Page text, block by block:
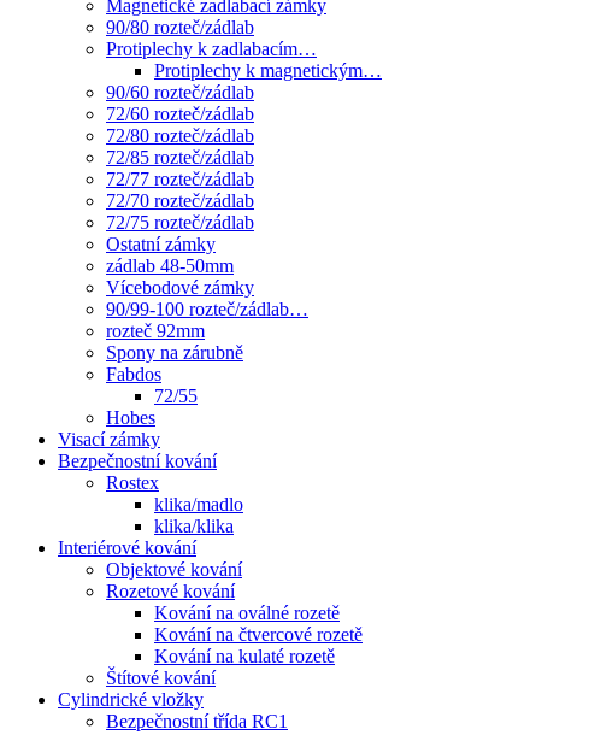
Magnetické zadlabací zámky
90/80 rozteč/zádlab
Protiplechy k zadlabacím…
Protiplechy k magnetickým…
90/60 rozteč/zádlab
72/60 rozteč/zádlab
72/80 rozteč/zádlab
72/85 rozteč/zádlab
72/77 rozteč/zádlab
72/70 rozteč/zádlab
72/75 rozteč/zádlab
Ostatní zámky
zádlab 48-50mm
Vícebodové zámky
90/99-100 rozteč/zádlab…
rozteč 92mm
Spony na zárubně
Fabdos
72/55
Hobes
Visací zámky
Bezpečnostní kování
Rostex
klika/madlo
klika/klika
Interiérové kování
Objektové kování
Rozetové kování
Kování na oválné rozetě
Kování na čtvercové rozetě
Kování na kulaté rozetě
Štítové kování
Cylindrické vložky
Bezpečnostní třída RC1